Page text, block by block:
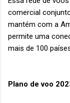
comercial
mantém com a
permite uma
mais de 100
Plano de voo